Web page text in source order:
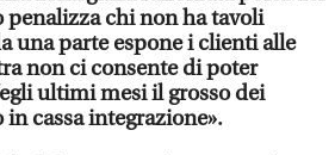
chi non ha tavoli
una parte espone i clienti alle
non ci consente di poter
ultimi mesi il grosso dei
cassa integrazione».